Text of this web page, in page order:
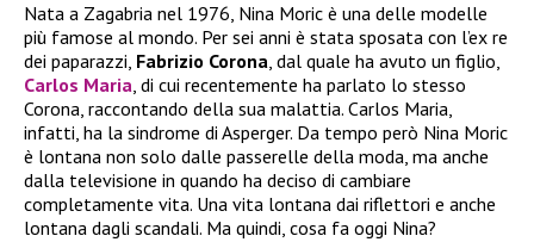
Nata a Zagabria nel 1976, Nina Moric è una delle modelle
più famose al mondo. Per sei anni è stata sposata con l’ex re
dei paparazzi, Fabrizio Corona, dal quale ha avuto un figlio,
Carlos Maria, di cui recentemente ha parlato lo stesso
Corona, raccontando della sua malattia. Carlos Maria,
infatti, ha la sindrome di Asperger. Da tempo però Nina Moric
è lontana non solo dalle passerelle della moda, ma anche
dalla televisione in quando ha deciso di cambiare
completamente vita. Una vita lontana dai riflettori e anche
lontana dagli scandali. Ma quindi, cosa fa oggi Nina?